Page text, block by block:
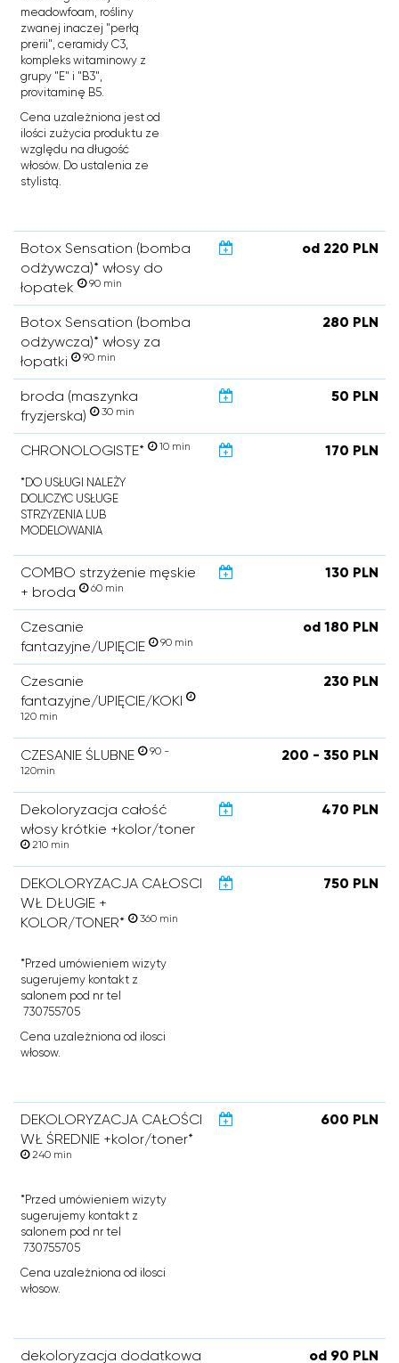
meadowfoam, rośliny
zwanej inaczej "perłą
prerii", ceramidy C3,
kompleks witaminowy z
grupy "E" i "B3",
provitaminę B5.
Cena uzależniona jest od
ilości zużycia produktu ze
względu na długość
włosów. Do ustalenia ze
stylistą.
Botox Sensation (bomba
odżywcza)* włosy do
łopatek
90 min
od 220 PLN
Botox Sensation (bomba
odżywcza)* włosy za
łopatki
90 min
280 PLN
broda (maszynka
fryzjerska)
30 min
50 PLN
CHRONOLOGISTE* 10 min 170 PLN
*DO USŁUGI NALEŻY
DOLICZYC USŁUGE
STRZYZENIA LUB
MODELOWANIA
COMBO strzyżenie męskie
+ broda
60 min
130 PLN
Czesanie
fantazyjne/UPIĘCIE
90 min
od 180 PLN
Czesanie
fantazyjne/UPIĘCIE/KOKI
120 min
230 PLN
CZESANIE ŚLUBNE
90 -
120min
200 - 350 PLN
Dekoloryzacja całość
włosy krótkie +kolor/toner
210 min
470 PLN
DEKOLORYZACJA CAŁOSCI
WŁ DŁUGIE +
KOLOR/TONER*
360 min
750 PLN
*Przed umówieniem wizyty
sugerujemy kontakt z
salonem pod nr tel
730755705
Cena uzależniona od ilosci
włosow.
DEKOLORYZACJA CAŁOŚCI
WŁ ŚREDNIE +kolor/toner*
240 min
600 PLN
*Przed umówieniem wizyty
sugerujemy kontakt z
salonem pod nr tel
730755705
Cena uzależniona od ilosci
włosow.
dekoloryzacja dodatkowa od 90 PLN